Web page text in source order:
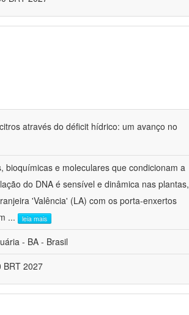
através do déficit hídrico: um avanço no
e moleculares que condicionam a
do DNA é sensível e dinâmica nas plantas,
'Valência' (LA) com os porta-enxertos
... leia mais
- BA - Brasil
BRT 2027